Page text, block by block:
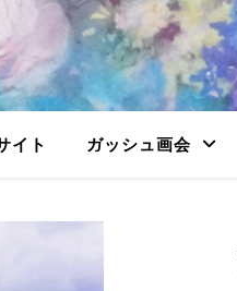
イト ガッシュ画会